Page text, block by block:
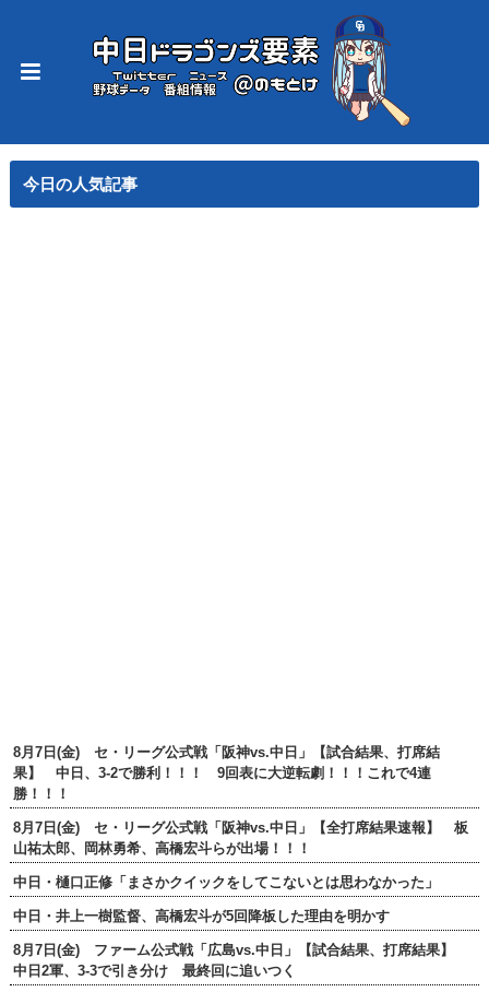
今日の人気記事
8月7日(金) セ・リーグ公式戦「阪神vs.中日」【試合結果、打席結
果】 中日、3-2で勝利！！！ 9回表に大逆転劇！！！これで4連
勝！！！
8月7日(金) セ・リーグ公式戦「阪神vs.中日」【全打席結果速報】 板
山祐太郎、岡林勇希、高橋宏斗らが出場！！！
中日・樋口正修「まさかクイックをしてこないとは思わなかった」
中日・井上一樹監督、高橋宏斗が5回降板した理由を明かす
8月7日(金) ファーム公式戦「広島vs.中日」【試合結果、打席結果】
中日2軍、3-3で引き分け 最終回に追いつく